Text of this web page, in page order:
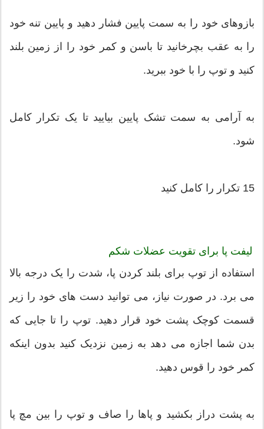
بازوهای خود را به سمت پایین فشار دهید و پایین تنه خود
را به عقب بچرخانید تا باسن و کمر خود را از زمین بلند
کنید و توپ را با خود ببرید.
به آرامی به سمت تشک پایین بیایید تا یک تکرار کامل
شود.
15 تکرار را کامل کنید
لیفت پا برای تقویت عضلات شکم
استفاده از توپ برای بلند کردن پا، شدت را یک درجه بالا
می برد. در صورت نیاز، می توانید دست های خود را زیر
قسمت کوچک پشت خود قرار دهید. توپ را تا جایی که
بدن شما اجازه می دهد به زمین نزدیک کنید بدون اینکه
کمر خود را قوس دهید.
به پشت دراز بکشید و پاها را صاف و توپ را بین مچ پا